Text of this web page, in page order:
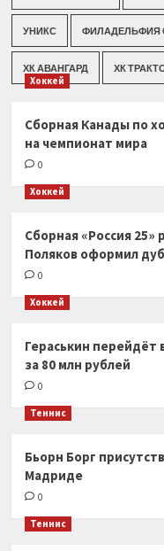
УНИКС ФИЛАДЕЛЬФИЯ
ХК АВАНГАРД ХК
Хоккей
Сборная Канады по
на чемпионат мира
0
Хоккей
Сборная «Россия 25»
Поляков оформил
0
Хоккей
Гераськин перейдёт
за 80 млн рублей
0
Теннис
Бьорн Борг
Мадриде
0
Теннис